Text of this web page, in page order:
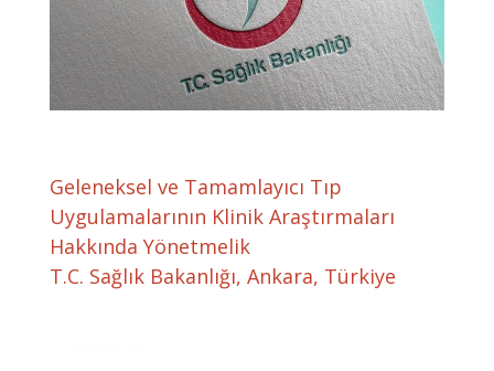
Geleneksel ve Tamamlayıcı Tıp
Uygulamalarının Klinik Araştırmaları
Hakkında Yönetmelik
T.C. Sağlık Bakanlığı, Ankara, Türkiye